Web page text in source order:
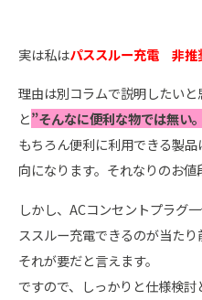
実は私はパススルー充電 非推
理由は別コラムで説明したい
と”そんなに便利な物では無い
もちろん便利に利用できる製
向になります。それなりのお値
しかし、ACコンセントプラグ
ススルー充電できるのが当たり
それが要だと言えます。
ですので、しっかりと仕様検討